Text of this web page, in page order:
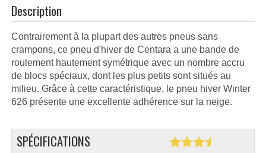
Description
Contrairement à la plupart des autres pneus sans
crampons, ce pneu d'hiver de Centara a une bande de
roulement hautement symétrique avec un nombre accru
de blocs spéciaux, dont les plus petits sont situés au
milieu. Grâce à cette caractéristique, le pneu hiver Winter
626 présente une excellente adhérence sur la neige.
SPÉCIFICATIONS